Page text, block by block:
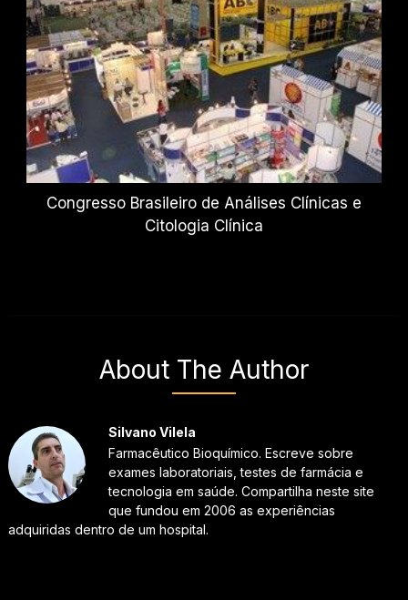
Congresso Brasileiro de Análises Clínicas e
Citologia Clínica
About The Author
Silvano Vilela
Farmacêutico Bioquímico. Escreve sobre
exames laboratoriais, testes de farmácia e
tecnologia em saúde. Compartilha neste site
que fundou em 2006 as experiências
adquiridas dentro de um hospital.